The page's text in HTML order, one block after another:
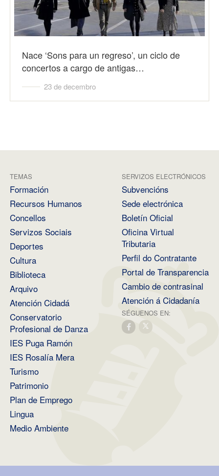
Nace ‘Sons para un regreso’, un ciclo de
concertos a cargo de antigas…
23 de decembro
TEMAS
Formación
Recursos Humanos
Concellos
Servizos Sociais
Deportes
Cultura
Biblioteca
Arquivo
Atención Cidadá
Conservatorio
Profesional de Danza
IES Puga Ramón
IES Rosalía Mera
Turismo
Patrimonio
Plan de Emprego
Lingua
Medio Ambiente
SERVIZOS ELECTRÓNICOS
Subvencións
Sede electrónica
Boletín Oficial
Oficina Virtual
Tributaria
Perfil do Contratante
Portal de Transparencia
Cambio de contrasinal
Atención á Cidadanía
SÉGUENOS EN: